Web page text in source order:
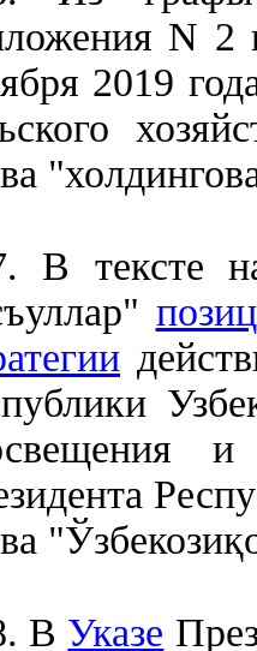
N
2019
В тексте
"Ўзбекозиқ
В Указе